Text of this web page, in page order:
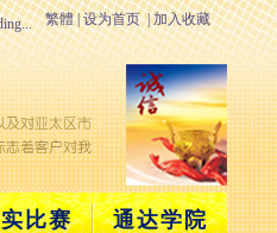
|加入收藏
|设为首页
繁體
比赛 通达学院